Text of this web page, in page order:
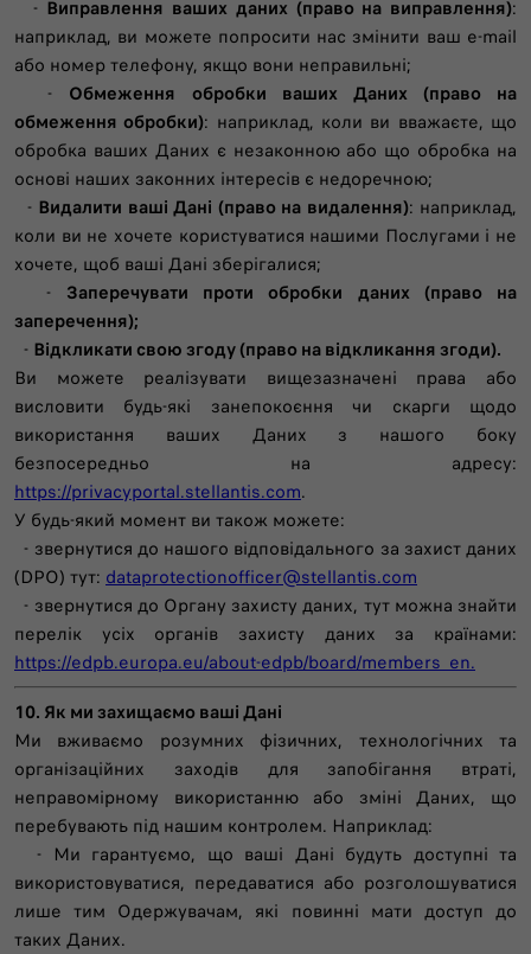
- Виправлення ваших даних (право на виправлення):
наприклад, ви можете попросити нас змінити ваш e-mail
або номер телефону, якщо вони неправильні;
- Обмеження обробки ваших Даних (право на
обмеження обробки): наприклад, коли ви вважаєте, що
обробка ваших Даних є незаконною або що обробка на
основі наших законних інтересів є недоречною;
- Видалити ваші Дані (право на видалення): наприклад,
коли ви не хочете користуватися нашими Послугами і не
хочете, щоб ваші Дані зберігалися;
- Заперечувати проти обробки даних (право на
заперечення);
- Відкликати свою згоду (право на відкликання згоди).
Ви можете реалізувати вищезазначені права або
висловити будь-які занепокоєння чи скарги щодо
використання ваших Даних з нашого боку
безпосередньо на адресу:
https://privacyportal.stellantis.com.
У будь-який момент ви також можете:
- звернутися до нашого відповідального за захист даних
(DPO) тут: dataprotectionofficer@stellantis.com
- звернутися до Органу захисту даних, тут можна знайти
перелік усіх органів захисту даних за країнами:
https://edpb.europa.eu/about-edpb/board/members_en.
10. Як ми захищаємо ваші Дані
Ми вживаємо розумних фізичних, технологічних та
організаційних заходів для запобігання втраті,
неправомірному використанню або зміні Даних, що
перебувають під нашим контролем. Наприклад:
- Ми гарантуємо, що ваші Дані будуть доступні та
використовуватися, передаватися або розголошуватися
лише тим Одержувачам, які повинні мати доступ до
таких Даних.